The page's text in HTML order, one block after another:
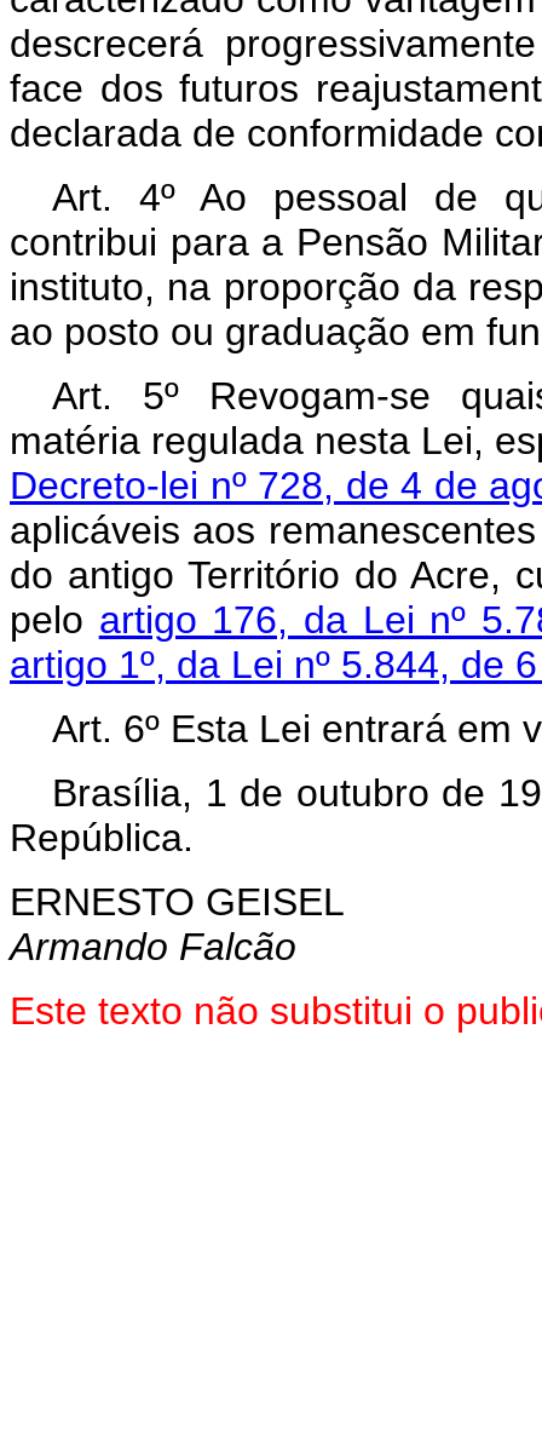
descrecerá
face dos futuros
declarada de conformidade
Art. 4º Ao pessoal de
contribui para a Pensão
instituto, na proporção da
ao posto ou graduação em
Art. 5º Revogam-se
matéria regulada nesta Lei,
Decreto-lei nº 728, de 4 de
aplicáveis aos
do antigo Território do Acre,
pelo artigo 176, da Lei nº
artigo 1º, da Lei nº 5.844, de
Art. 6º Esta Lei entrará em
Brasília, 1 de outubro de
República.
ERNESTO GEISEL
Armando Falcão
Este texto não substitui o